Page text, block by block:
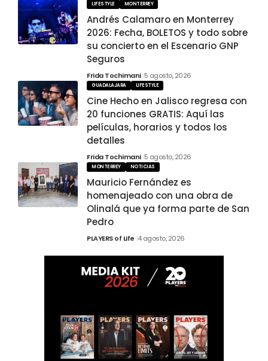
LIFESTYLE MONTERREY
Andrés Calamaro en Monterrey
2026: Fecha, BOLETOS y todo sobre
su concierto en el Escenario GNP
Seguros
Frida Tochimani 5 agosto, 2026
GUADALAJARA LIFESTYLE
Cine Hecho en Jalisco regresa con
20 funciones GRATIS: Aquí las
películas, horarios y todos los
detalles
Frida Tochimani 5 agosto, 2026
MONTERREY NOTICIAS
Mauricio Fernández es
homenajeado con una obra de
Olinalá que ya forma parte de San
Pedro
PLAYERS of Life 4 agosto, 2026